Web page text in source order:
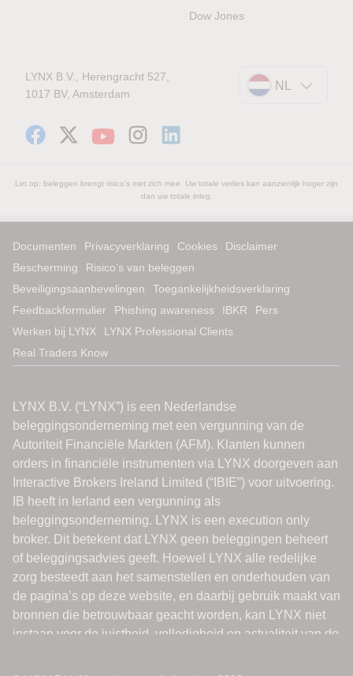
Dow Jones
LYNX B.V., Herengracht 527,
1017 BV, Amsterdam
NL
Let op: beleggen brengt risico's met zich mee. Uw totale verlies kan aanzienlijk hoger zijn
dan uw totale inleg.
Documenten Privacyverklaring Cookies
Disclaimer
Bescherming
Risico’s van beleggen
Beveiligingsaanbevelingen
Toegankelijkheidsverklaring
Feedbackformulier
Phishing awareness IBKR
Pers
Werken bij LYNX
LYNX Professional Clients
Real Traders Know